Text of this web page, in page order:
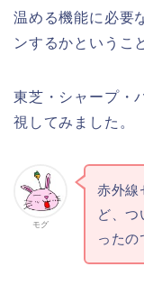
温める機能に必要
ンするかというこ
東芝・シャープ・
視してみました。
モグ
赤外線
ど、
ったの